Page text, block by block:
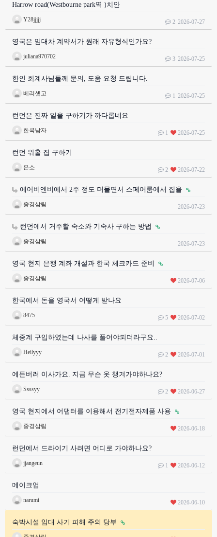
Harrow road(Westbourne park역 )치안
Y28jjjjj 2 2026-07-27
영국은 임대차 계약서가 원래 자유형식인가요?
juliana970702 3 2026-07-25
한인 회계사님들께 문의, 도움 요청 드립니다.
베리셋고 1 2026-07-25
런던은 진짜 일을 구하기가 까다롭네요
한쿡남자 1 2026-07-25
런던 워홀 집 구하기
은소 2 2026-07-22
에어비앤비에서 2주 정도 머물면서 스페어룸에서 집을
중경삼림 2026-07-23
런던에서 거주할 숙소와 기숙사 구하는 방법
중경삼림 2026-07-23
영국 현지 은행 계좌 개설과 한국 체크카드 준비
중경삼림 2026-07-06
한국에서 돈을 영국서 어떻게 받나요
8475 5 2026-07-02
체중계 구입하였는데 나사를 풀어야되더라구요..
Heilyyy 2 2026-07-01
에든버러 이사가요. 지금 무슨 옷 챙겨가야하나요?
Ssssyy 2 2026-06-27
영국 현지에서 어댑터를 이용해서 전기전자제품 사용
중경삼림 2026-06-18
런던에서 드라이기 사려면 어디로 가야하나요?
jjangeun 1 2026-06-12
메이크업
narumi 2026-06-10
숙박시설 임대 사기 피해 주의 당부